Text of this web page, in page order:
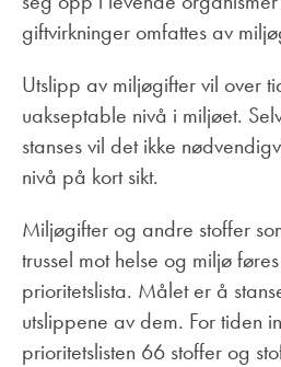
giftvirkninger omfattes av
Utslipp av miljøgifter vil over
uakseptable nivå i miljøet.
stanses vil det ikke
nivå på kort sikt.
Miljøgifter og andre stoffer
trussel mot helse og miljø
prioritetslista. Målet er å
utslippene av dem. For tiden
prioritetslisten 66 stoffer og